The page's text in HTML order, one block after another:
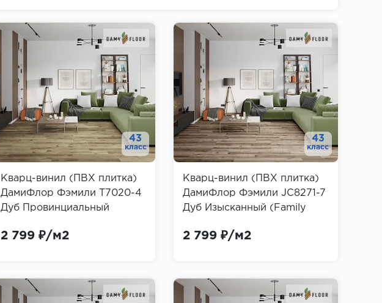
43
класс
Кварц-винил (ПВХ плитка)
ДамиФлор Фэмили T7020-4
Дуб Провинциальный
2 799 ₽/м2
43
класс
Кварц-винил (ПВХ плитка)
ДамиФлор Фэмили JC8271-7
Дуб Изысканный (Family
2 799 ₽/м2